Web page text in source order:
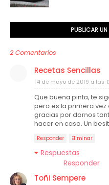
PUBLICAR
2 Comentarios
Recetas Sencillas
14 de mayo de 2019 a las
Que buena pinta, te
pero es la primera
gracias por darnos
hacer en casa. Un
Responder Eliminar
Respuestas
Responder
Toñi Sempere